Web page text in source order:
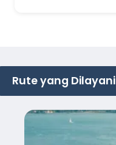
Rute yang Dilayani